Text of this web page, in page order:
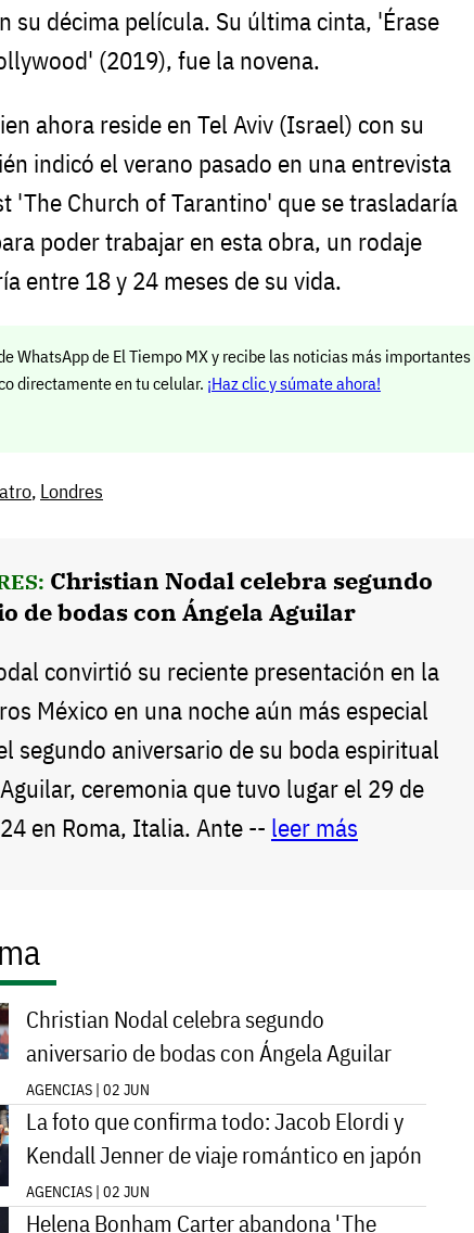
su décima película. Su última cinta, 'Érase
(2019), fue la novena.
ahora reside en Tel Aviv (Israel) con su
indicó el verano pasado en una entrevista
'The Church of Tarantino' que se trasladaría
poder trabajar en esta obra, un rodaje
entre 18 y 24 meses de su vida.
WhatsApp de El Tiempo MX y recibe las noticias más importantes
directamente en tu celular. ¡Haz clic y súmate ahora!
, Londres
Christian Nodal celebra segundo
de bodas con Ángela Aguilar
convirtió su reciente presentación en la
México en una noche aún más especial
segundo aniversario de su boda espiritual
ceremonia que tuvo lugar el 29 de
en Roma, Italia. Ante -- leer más
Christian Nodal celebra segundo
aniversario de bodas con Ángela Aguilar
AGENCIAS | 02 JUN
La foto que confirma todo: Jacob Elordi y
Kendall Jenner de viaje romántico en japón
AGENCIAS | 02 JUN
Helena Bonham Carter abandona 'The